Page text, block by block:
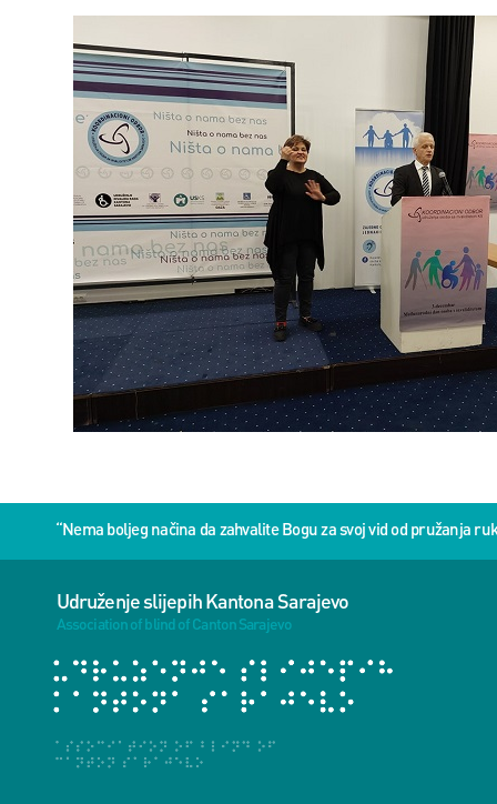
“Nema boljeg načina da zahvalite Bogu za svoj vid od pružanja
Udruženje slijepih Kantona Sarajevo
Association of blind of Canton Sarajevo